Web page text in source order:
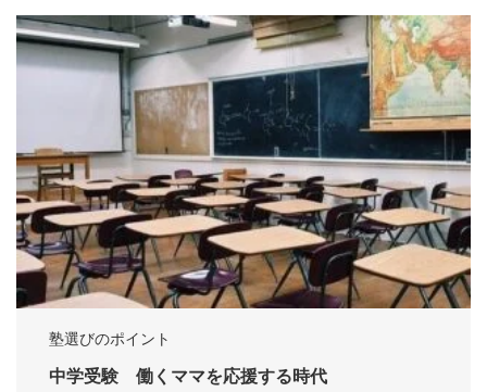
塾選びのポイント
中学受験 働くママを応援する時代